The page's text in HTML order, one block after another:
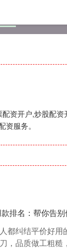
资开户,炒股配
服务。
排名：帮你告
都纠结平价好用
，品质做工粗